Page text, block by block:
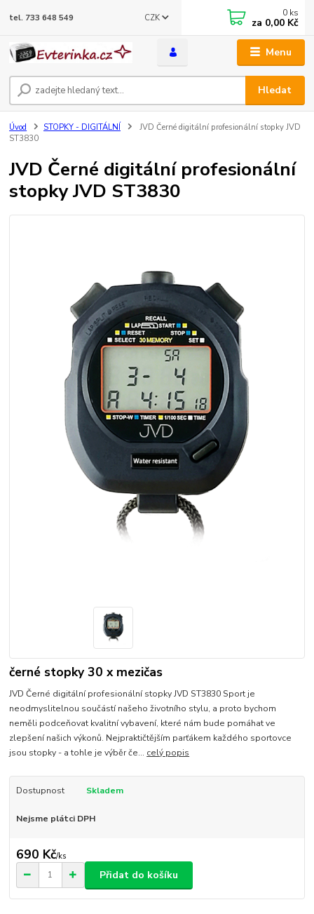
Menu
CZK
Hledat
tel. 733 648 549 0 ks
za 0,00 Kč
Úvod STOPKY - DIGITÁLNÍ
JVD Černé digitální profesionální stopky JVD
ST3830
JVD Černé digitální profesionální
stopky JVD ST3830
černé stopky 30 x mezičas
JVD Černé digitální profesionální stopky JVD ST3830 Sport je
neodmyslitelnou součástí našeho životního stylu, a proto bychom
neměli podceňovat kvalitní vybavení, které nám bude pomáhat ve
zlepšení našich výkonů. Nejpraktičtějším parťákem každého sportovce
jsou stopky - a tohle je výběr če... celý popis
Dostupnost Skladem
Nejsme plátci DPH
690 Kč/ks
Přidat do košíku